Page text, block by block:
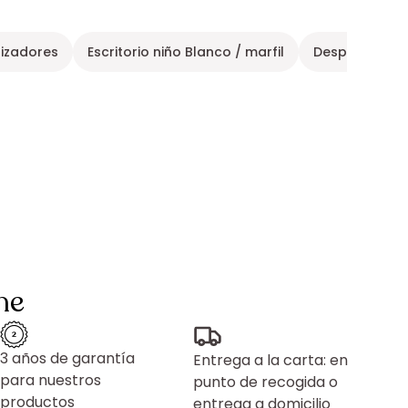
Escritorio niño Blanco / marfil Despacho
3 años de garantía
para nuestros
productos
Entrega a la carta: en
punto de recogida o
entrega a domicilio